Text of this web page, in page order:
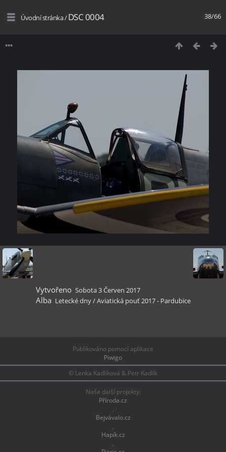
38/66
Úvodní stránka/DSC 0004
Vytvořeno Sobota 3 Červen 2017
Alba Letecké dny/Aviatická pouť 2017 - Pardubice
Publikováno pomocí aplikace
Piwigo
© Lenka Kadlíková & Petr Kadlík
Naše další projekty:
Příroda.cz
,
Bejvávalo.cz
,
Hapík.cz
,